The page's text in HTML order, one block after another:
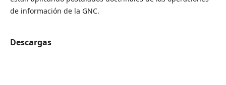
de información de la GNC.
Descargas